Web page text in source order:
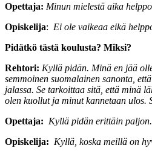
Opettaja: Minun mielestä aika
Opiskelija: Ei ole vaikeaa eikä
Pidätkö tästä koulusta? Miksi?
Rehtori: Kyllä pidän. Minä en jää
semmoinen suomalainen sanonta,
jalassa. Se tarkoittaa sitä, että minä
olen kuollut ja minut kannetaan ulos.
Opettaja: Kyllä pidän erittäin paljon.
Opiskelija: Kyllä, koska meillä on